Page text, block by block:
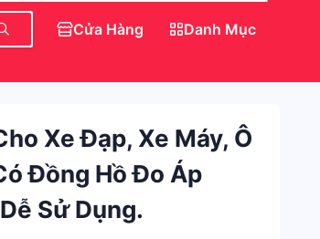
Cửa Hàng Danh Mục
Xe Đạp, Xe Máy, Ô
Đồng Hồ Đo Áp
Sử Dụng.